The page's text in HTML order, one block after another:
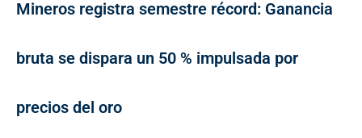
Mineros registra semestre récord: Ganancia
bruta se dispara un 50 % impulsada por
precios del oro